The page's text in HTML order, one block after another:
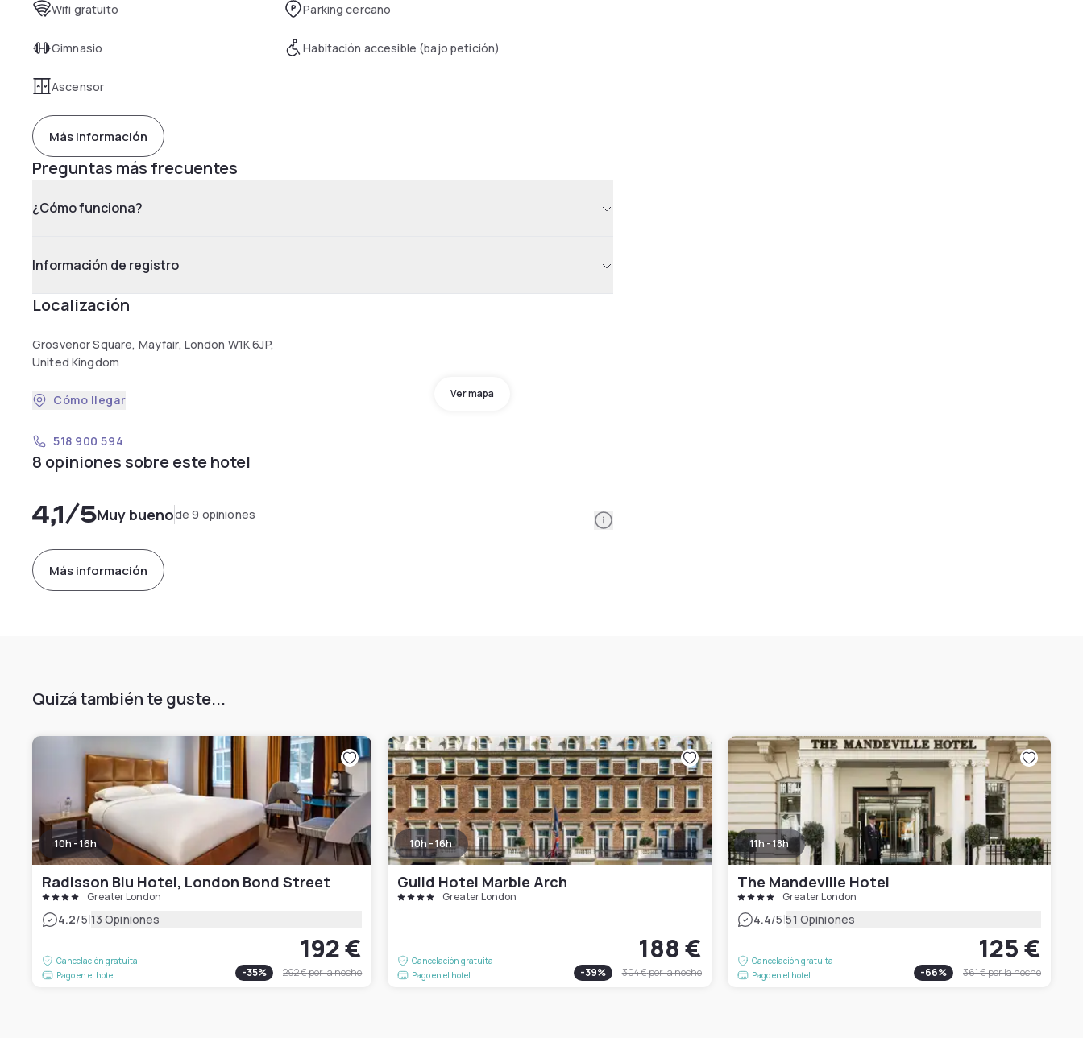
Wifi gratuito Parking cercano
Gimnasio Habitación accesible (bajo petición)
Ascensor
Más información
Preguntas más frecuentes
¿Cómo funciona?
Información de registro
Localización
Grosvenor Square, Mayfair, London W1K 6JP,
United Kingdom
Ver mapa
Cómo llegar
518 900 594
8 opiniones sobre este hotel
4,1/5Muy buenode 9 opiniones Information
Más información
Quizá también te guste...
10h - 16h
Radisson Blu Hotel, London Bond Street
Greater London
4.2/5|13 Opiniones
Cancelación gratuita
Pago en el hotel
192 €
-35% 292 €por la noche
10h - 16h
Guild Hotel Marble Arch
Greater London
Cancelación gratuita
Pago en el hotel
188 €
-39% 304 €por la noche
11h - 18h
The Mandeville Hotel
Greater London
4.4/5|51 Opiniones
Cancelación gratuita
Pago en el hotel
125 €
-66% 361 €por la noche